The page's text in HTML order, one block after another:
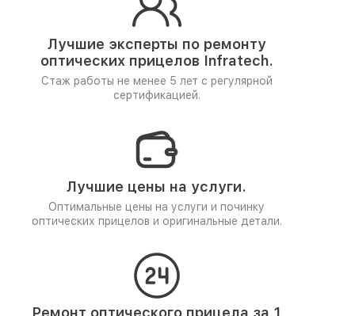
Лучшие эксперты по ремонту
оптических прицелов Infratech.
Стаж работы не менее 5 лет с регулярной
сертификацией.
Лучшие цены на услуги.
Оптимальные цены на услуги и починку
оптических прицелов и оригинальные детали.
Ремонт оптического прицела за 1